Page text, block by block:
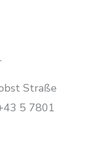
.
Straße
5 7801